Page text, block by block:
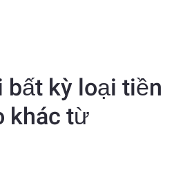
bất kỳ loại tiền
khác từ